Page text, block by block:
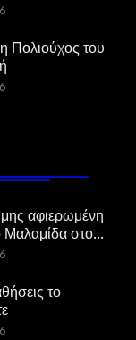
Πολιούχος του
αφιερωμένη
Μαλαμίδα στο
το